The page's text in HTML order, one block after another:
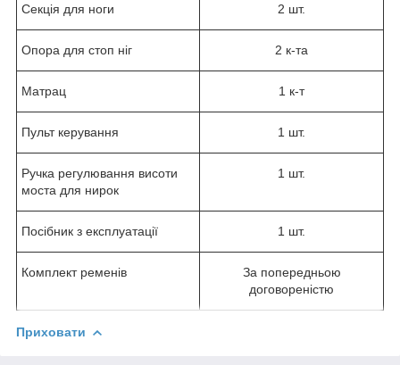
Секція для ноги 2 шт.
Опора для стоп ніг 2 к-та
Матрац 1 к-т
Пульт керування 1 шт.
Ручка регулювання висоти
моста для нирок
1 шт.
Посібник з експлуатації 1 шт.
Комплект ременів
За попередньою
договореністю
Приховати